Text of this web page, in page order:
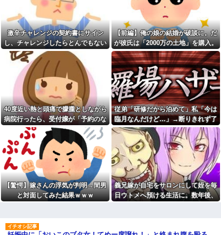
子供がバイトで貯めた資金で
旅行中の話だけど、ちょっとお
金足りないから貸してくれる？
って連絡きた
勤務中のはずの彼氏を偶然見
かけた場所がまさかのパチ店だ
った。楽しそうな姿を見た私は
思わず固まり…
激辛チャレンジの契約書にサ
インし、チャレンジしたらとん
でもない事態になった。救急車
運ばれ胃の洗浄や入院2日で10万
超えて...
旦那「結婚５年目記念のプレ
ゼント！」私「嬉しい！指輪
だ！」義家族「古い指輪はもう
いらないでしょ？」私「え
っ…」→まさかの要求に…
旦那が仕事でやらかして、減
給＆異動になった。旦那「会社
辞めて来た」私「一体何をやら
かしたの？」旦那「…」→結
果…
色々副業に手を出したけど、
結局残業するのが1番稼げるな
【画像】ワイ「アルファード
もそう思うよな？？？？？
ロッカーの現金が盗まれるも
店長に疑われ激怒！10代キャバ
嬢の私、自力でロッカー内にカ
メラを仕掛けて犯人を特定した
ら同僚の女だった…警察へ行く
と言って止められ、加害者に泣
かれながら大揉めして・・・
【神対応】任天堂、熊本地震
の被災者向けに製品修理を無償
対応へ！さらに義援金5000万円
を寄付！！他
ロッカーの現金が盗まれるも
店長に疑われ激怒！10代キャバ
嬢の私、自力でロッカー内にカ
メラを仕掛けて犯人を特定した
ら同僚の女だった…警察へ行く
と言って止められ、加害者に泣
かれながら大揉めして・・・
公園遊びの菓子交換が嫌だ。
大人数だと菓子食べ放題みたい
になっちゃって身体にも歯にも
良くないし最悪
明日が期末テストなのに勉強
もしないでテレビ見てる息子。
消したら発狂し「俺は底辺高校
でいいのｗバカだしｗ」って開
き直り。
がうるさい。私もウトメも納得
激辛チャレンジの契約書にサイン
し、チャレンジしたらとんでもない
事態になった。救急車運ばれ胃の洗
浄や入院2日で10万超えて...
【前編】俺の娘の結婚が破談に。だ
が彼氏は「2000万の土地」を購入。
こじれた二人は想像以上の修羅場に
40度近い熱と頭痛で朦朧としながら
病院行ったら、受付嬢が「予約のな
い人は診ません」と拒否された。タ
クシーを呼ぶための電話も貸してく
れず...
従弟「研修だから泊めて」私「今は
臨月なんだけど…」→断りきれず了
承したら、さらに図々しい要求まで
飛び出して…
【驚愕】嫁さんの浮気が判明→間男
と対面してみた結果ｗｗｗ
義兄嫁が自宅をサロンにして姪を毎
日ウトメへ預ける生活に。数年後、